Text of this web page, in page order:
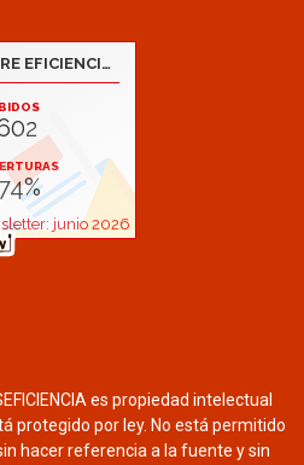
es propiedad intelectual
protegido por ley. No está permitido
hacer referencia a la fuente y sin